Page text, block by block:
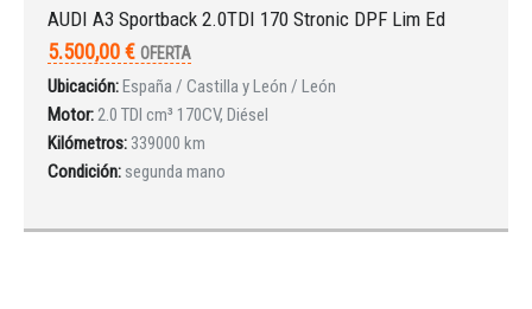
AUDI A3 Sportback 2.0TDI 170 Stronic DPF Lim Ed
5.500,00 € OFERTA
Ubicación:España / Castilla y León / León
Motor:2.0 TDI cm³ 170CV, Diésel
Kilómetros: 339000 km
Condición: segunda mano